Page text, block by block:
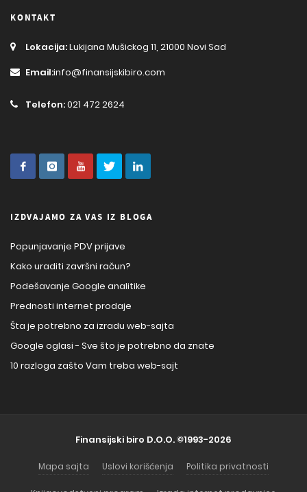
KONTAKT
Lokacija:Lukijana Mušickog 11, 21000 Novi Sad
Email:info@finansijskibiro.com
Telefon:021 472 2624
IZDVAJAMO ZA VAS IZ BLOGA
Popunjavanje PDV prijave
Kako uraditi završni račun?
Podešavanje Google analitike
Prednosti internet prodaje
Šta je potrebno za izradu web-sajta
Google oglasi - Sve što je potrebno da znate
10 razloga zašto Vam treba web-sajt
Finansijski biro D.O.O.©1993-2026
Mapa sajta Uslovi korišćenja Politika privatnosti